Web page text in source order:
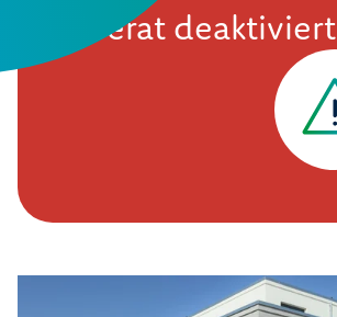
Inserat deaktiviert